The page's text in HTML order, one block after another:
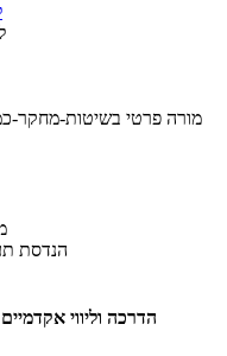
הנדסת
הדרכה וליווי